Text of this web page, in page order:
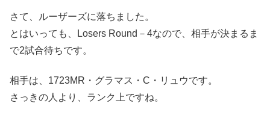
さて、ルーザーズに落ちました。
とはいっても、Losers Round－4なので、相手が決まるま
で2試合待ちです。
相手は、1723MR・グラマス・C・リュウです。
さっきの人より、ランク上ですね。